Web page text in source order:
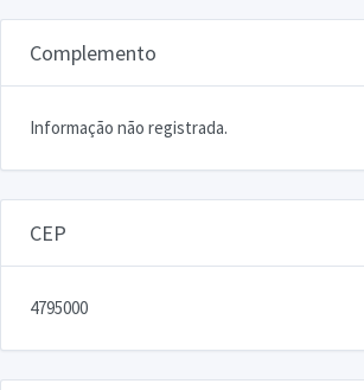
Complemento
Informação não registrada.
CEP
4795000